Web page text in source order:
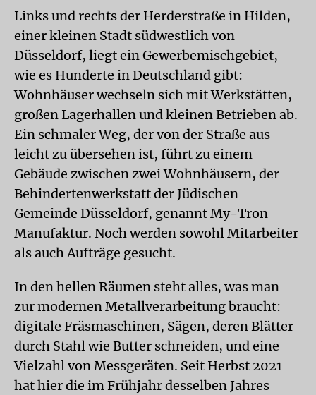
Links und rechts der Herderstraße in Hilden,
einer kleinen Stadt südwestlich von
Düsseldorf, liegt ein Gewerbemischgebiet,
wie es Hunderte in Deutschland gibt:
Wohnhäuser wechseln sich mit Werkstätten,
großen Lagerhallen und kleinen Betrieben ab.
Ein schmaler Weg, der von der Straße aus
leicht zu übersehen ist, führt zu einem
Gebäude zwischen zwei Wohnhäusern, der
Behindertenwerkstatt der Jüdischen
Gemeinde Düsseldorf, genannt My-Tron
Manufaktur. Noch werden sowohl Mitarbeiter
als auch Aufträge gesucht.
In den hellen Räumen steht alles, was man
zur modernen Metallverarbeitung braucht:
digitale Fräsmaschinen, Sägen, deren Blätter
durch Stahl wie Butter schneiden, und eine
Vielzahl von Messgeräten. Seit Herbst 2021
hat hier die im Frühjahr desselben Jahres